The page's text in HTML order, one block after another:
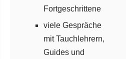
Fortgeschrittene
viele Gespräche
mit Tauchlehrern,
Guides und